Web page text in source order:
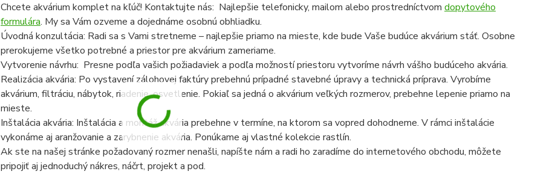
Chcete akvárium komplet na kľúč! Kontaktujte nás: Najlepšie telefonicky, mailom alebo prostredníctvom dopytového
formulára. My sa Vám ozveme a dojednáme osobnú obhliadku.
Úvodná konzultácia: Radi sa s Vami stretneme – najlepšie priamo na mieste, kde bude Vaše budúce akvárium stáť. Osobne
prerokujeme všetko potrebné a priestor pre akvárium zameriame.
Vytvorenie návrhu: Presne podľa vašich požiadaviek a podľa možností priestoru vytvoríme návrh vášho budúceho akvária.
Realizácia akvária: Po vystavení zálohovej faktúry prebehnú prípadné stavebné úpravy a technická príprava. Vyrobíme
akvárium, filtráciu, nábytok, riadenie, osvetlenie. Pokiaľ sa jedná o akvárium veľkých rozmerov, prebehne lepenie priamo na
mieste.
Inštalácia akvária: Inštalácia a montáž akvária prebehne v termíne, na ktorom sa vopred dohodneme. V rámci inštalácie
vykonáme aj aranžovanie a zarybnenie akvária. Ponúkame aj vlastné kolekcie rastlín.
Ak ste na našej stránke požadovaný rozmer nenašli, napíšte nám a radi ho zaradíme do internetového obchodu, môžete
pripojiť aj jednoduchý nákres, náčrt, projekt a pod.